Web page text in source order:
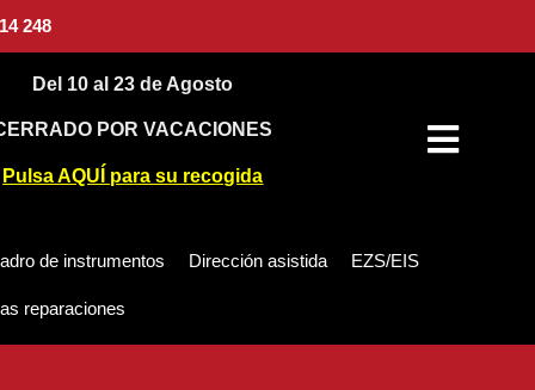
248
Del 10 al 23 de Agosto
POR VACACIONES
Pulsa AQUÍ para su recogida
de instrumentos Dirección asistida EZS/EIS
reparaciones